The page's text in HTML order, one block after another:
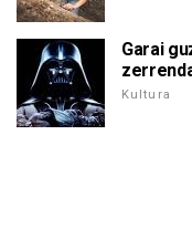
Garai
Kultura